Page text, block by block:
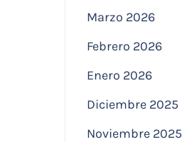
Marzo 2026
Febrero 2026
Enero 2026
Diciembre 2025
Noviembre 2025